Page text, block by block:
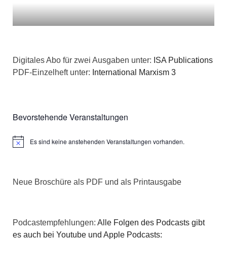
Digitales Abo für zwei Ausgaben unter: ISA Publications
PDF-Einzelheft unter: International Marxism 3
Bevorstehende Veranstaltungen
HinweisEs sind keine anstehenden Veranstaltungen vorhanden.
Neue Broschüre als PDF und als Printausgabe
Podcastempfehlungen: Alle Folgen des Podcasts gibt
es auch bei Youtube und Apple Podcasts: